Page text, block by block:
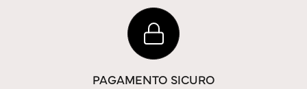
PAGAMENTO SICURO